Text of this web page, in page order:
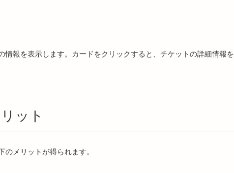
情報を表示します。カードをクリックすると、チケットの詳細情報を
ット
メリットが得られます。